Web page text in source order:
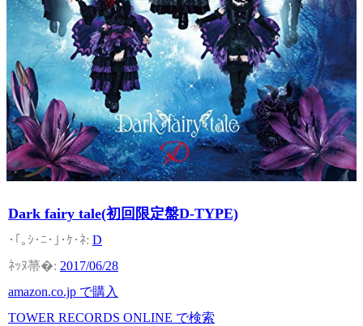
Dark fairy tale(初回限定盤D-TYPE)
D
2017/06/28
amazon.co.jp で購入
TOWER RECORDS ONLINE で検索